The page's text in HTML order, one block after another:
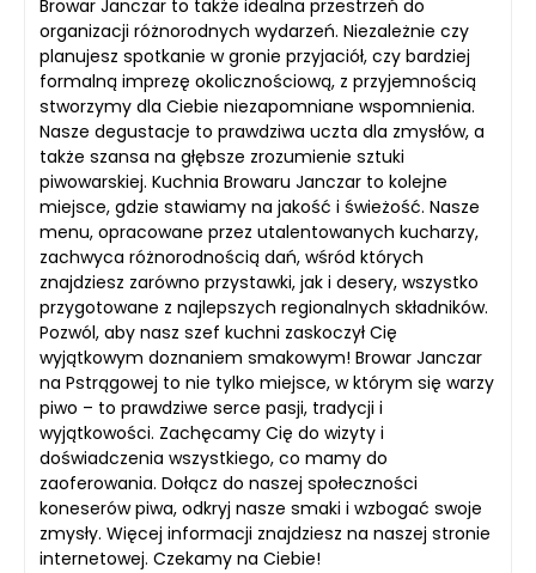
Browar Janczar to także idealna przestrzeń do
organizacji różnorodnych wydarzeń. Niezależnie czy
planujesz spotkanie w gronie przyjaciół, czy bardziej
formalną imprezę okolicznościową, z przyjemnością
stworzymy dla Ciebie niezapomniane wspomnienia.
Nasze degustacje to prawdziwa uczta dla zmysłów, a
także szansa na głębsze zrozumienie sztuki
piwowarskiej. Kuchnia Browaru Janczar to kolejne
miejsce, gdzie stawiamy na jakość i świeżość. Nasze
menu, opracowane przez utalentowanych kucharzy,
zachwyca różnorodnością dań, wśród których
znajdziesz zarówno przystawki, jak i desery, wszystko
przygotowane z najlepszych regionalnych składników.
Pozwól, aby nasz szef kuchni zaskoczył Cię
wyjątkowym doznaniem smakowym! Browar Janczar
na Pstrągowej to nie tylko miejsce, w którym się warzy
piwo – to prawdziwe serce pasji, tradycji i
wyjątkowości. Zachęcamy Cię do wizyty i
doświadczenia wszystkiego, co mamy do
zaoferowania. Dołącz do naszej społeczności
koneserów piwa, odkryj nasze smaki i wzbogać swoje
zmysły. Więcej informacji znajdziesz na naszej stronie
internetowej. Czekamy na Ciebie!